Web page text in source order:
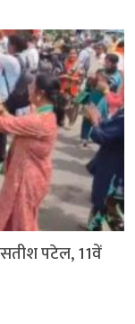
पटेल, 11वें